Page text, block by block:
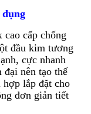
cấp chống
đầu kim tương
cực nhanh
đại nên tạo thế
hợp lắp đặt cho
đơn giản tiết